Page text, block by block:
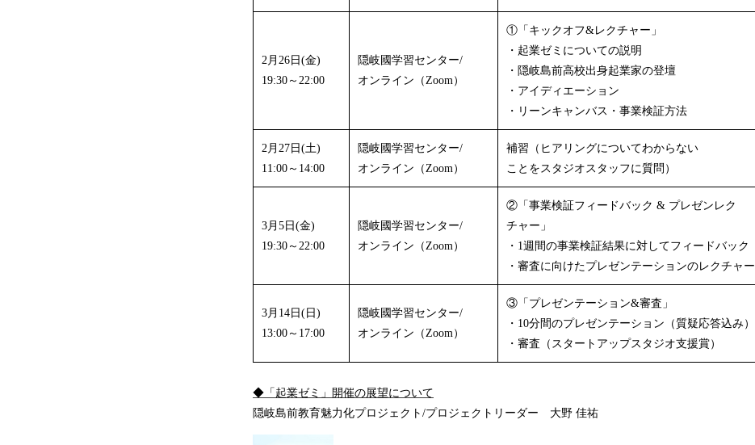
2月26日(金)
19:30～22:00
隠岐國学習センター/
オンライン（Zoom）
①「キックオフ&レクチャー」
・起業ゼミについての説明
・隠岐島前高校出身起業家の登壇
・アイディエーション
・リーンキャンバス・事業検証方法
2月27日(土)
11:00～14:00
隠岐國学習センター/
​オンライン（Zoom）
補習（ヒアリングについてわからない
ことをスタジオスタッフに質問）
3月5日(金)
19:30～22:00
隠岐國学習センター/
​オンライン（Zoom）
②「事業検証フィードバック & プレゼンレク
チャー」
・1週間の事業検証結果に対してフィードバック
・審査に向けたプレゼンテーションのレクチャー
3月14日(日)
13:00～17:00
隠岐國学習センター/
オンライン（Zoom）
③「プレゼンテーション&審査」
・10分間のプレゼンテーション（質疑応答込み）
・審査（スタートアップスタジオ支援賞）
◆「起業ゼミ」開催の展望について
隠岐島前教育魅力化プロジェクト/プロジェクトリーダー 大野 佳祐